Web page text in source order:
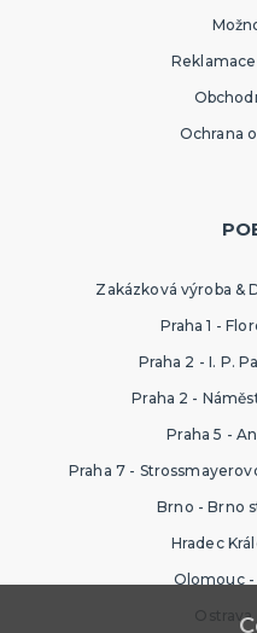
Ochrana
Zakázková výroba &
Praha 1 -
Praha 2 - I. P.
Praha 2 -
Praha 5 -
Praha 7 -
Brno - Brno
Hradec
Olomouc -
Ostrava